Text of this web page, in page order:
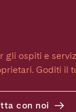
gli ospiti e
Goditi il
con noi